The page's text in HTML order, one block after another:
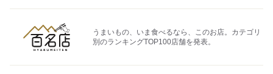
うまいもの、いま食べるなら、このお店。カテゴリ
別のランキングTOP100店舗を発表。